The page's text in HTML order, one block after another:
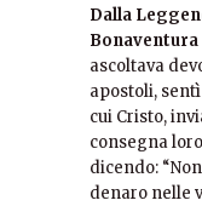
Dalla
Bonaventura
ascoltava
apostoli,
cui Cristo,
consegna
dicendo:
denaro nelle